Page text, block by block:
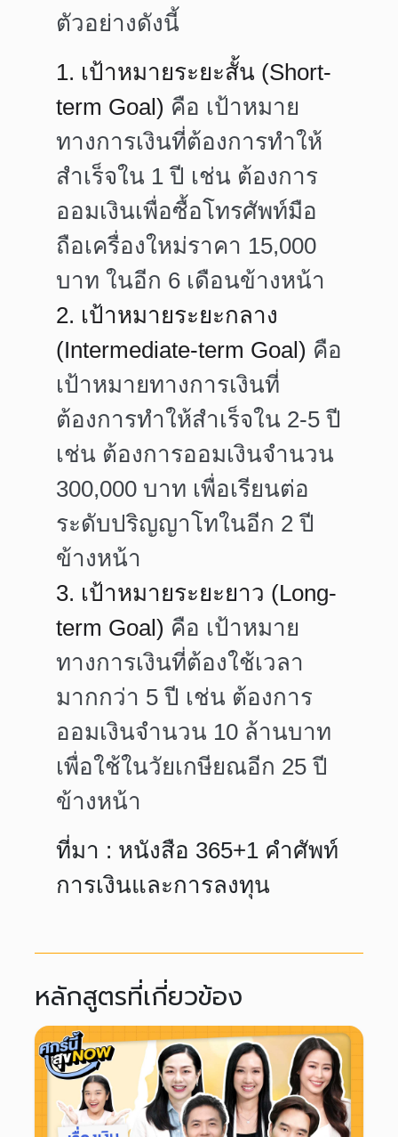
ตัวอย่างดังนี้
1. เป้าหมายระยะสั้น (Short-
term Goal) คือ เป้าหมาย
ทางการเงินที่ต้องการทำให้
สำเร็จใน 1 ปี เช่น ต้องการ
ออมเงินเพื่อซื้อโทรศัพท์มือ
ถือเครื่องใหม่ราคา 15,000
บาท ในอีก 6 เดือนข้างหน้า
2. เป้าหมายระยะกลาง
(Intermediate-term Goal) คือ
เป้าหมายทางการเงินที่
ต้องการทำให้สำเร็จใน 2-5 ปี
เช่น ต้องการออมเงินจำนวน
300,000 บาท เพื่อเรียนต่อ
ระดับปริญญาโทในอีก 2 ปี
ข้างหน้า
3. เป้าหมายระยะยาว (Long-
term Goal) คือ เป้าหมาย
ทางการเงินที่ต้องใช้เวลา
มากกว่า 5 ปี เช่น ต้องการ
ออมเงินจำนวน 10 ล้านบาท
เพื่อใช้ในวัยเกษียณอีก 25 ปี
ข้างหน้า
ที่มา : หนังสือ 365+1 คำศัพท์
การเงินและการลงทุน
หลักสูตรที่เกี่ยวข้อง